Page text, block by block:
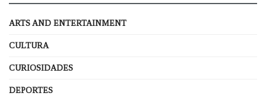
ARTS AND ENTERTAINMENT
CULTURA
CURIOSIDADES
DEPORTES